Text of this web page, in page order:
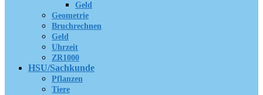
Geld
Geometrie
Bruchrechnen
Geld
Uhrzeit
ZR1000
HSU/Sachkunde
Pflanzen
Tiere